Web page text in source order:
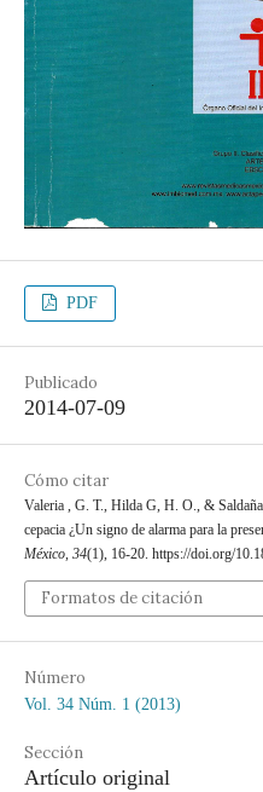
PDF
Publicado
2014-07-09
Cómo citar
Valeria , G. T., Hilda G, H. O., &
cepacia ¿Un signo de alarma para la
México, 34(1), 16-20. https://doi.org/
Formatos de citación
Número
Vol. 34 Núm. 1 (2013)
Sección
Artículo original